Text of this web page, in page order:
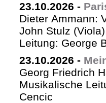
23.10.2026 -
Dieter Ammann:
John Stulz
Leitung: George
23.10.2026 -
Georg Friedrich
Musikalische
Cencic